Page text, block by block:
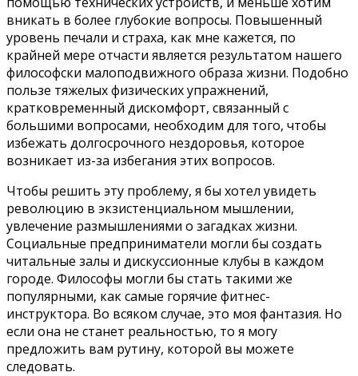
вникать в более глубокие вопросы. Повышенный
уровень печали и страха, как мне кажется, по
крайней мере отчасти является результатом нашего
философски малоподвижного образа жизни. Подобно
пользе тяжелых физических упражнений,
кратковременный дискомфорт, связанный с
большими вопросами, необходим для того, чтобы
избежать долгосрочного нездоровья, которое
возникает из-за избегания этих вопросов.
Чтобы решить эту проблему, я бы хотел увидеть
революцию в экзистенциальном мышлении,
увлечение размышлениями о загадках жизни.
Социальные предприниматели могли бы создать
читальные залы и дискуссионные клубы в каждом
городе. Философы могли бы стать такими же
популярными, как самые горячие фитнес-
инструктора. Во всяком случае, это моя фантазия. Но
если она не станет реальностью, то я могу
предложить вам рутину, которой вы можете
следовать.